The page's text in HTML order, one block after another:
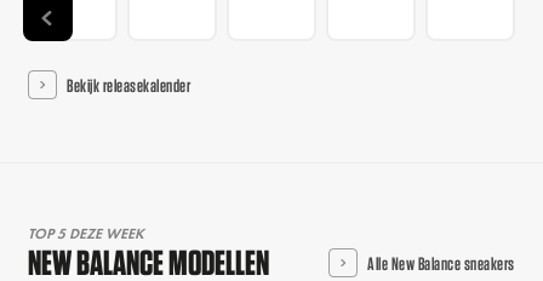
Bekijk releasekalender
TOP 5 DEZE WEEK
NEW BALANCE MODELLEN Alle New Balance sneakers